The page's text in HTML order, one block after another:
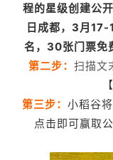
程的星级创建公
日成都，3月17-
名，30张门票免
第二步： 扫描文
第三步： 小稻谷
点击即可赢取